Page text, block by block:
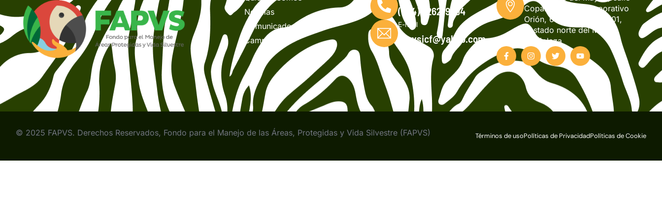
Noticias
Comunicados
Campañas
(504) 2262-9994
E-mail
fapvsicf@yahoo.com
Copán, Edificio Corporativo
Orión, 6to nivel, local 601,
costado norte del Mall
Multiplaza
© 2025 FAPVS. Derechos Reservados, Fondo para el Manejo de las Áreas, Protegidas y Vida Silvestre (FAPVS) Términos de usoPolíticas de PrivacidadPolíticas de Cookie